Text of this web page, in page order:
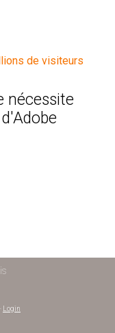
de visiteurs
nécessite
- Login